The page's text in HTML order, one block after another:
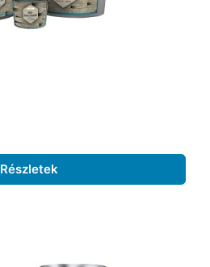
Részletek